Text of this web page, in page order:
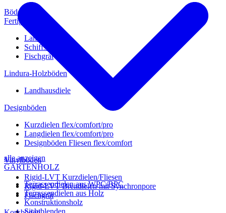
alle anzeigen
GARTENHOLZ
Terrassendielen aus WPC/BPC
Terrassendielen aus Holz
Konstruktionsholz
Sichtblenden
Böden
Fertigparkett
Landhausdiele
Schiffsboden
Fischgrät
Lindura-Holzböden
Landhausdiele
Designböden
Kurzdielen flex/comfort/pro
Langdielen flex/comfort/pro
Designböden Fliesen flex/comfort
Vinylböden
Rigid-LVT Kurzdielen/Fliesen
Rigid-LVT Breitdielen mit Synchronpore
Fischgrät